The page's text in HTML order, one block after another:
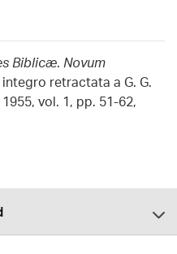
Biblicæ. Novum
integro retractata a G. G.
vol. 1, pp. 51-62,